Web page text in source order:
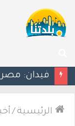
عن
الرئيسية /